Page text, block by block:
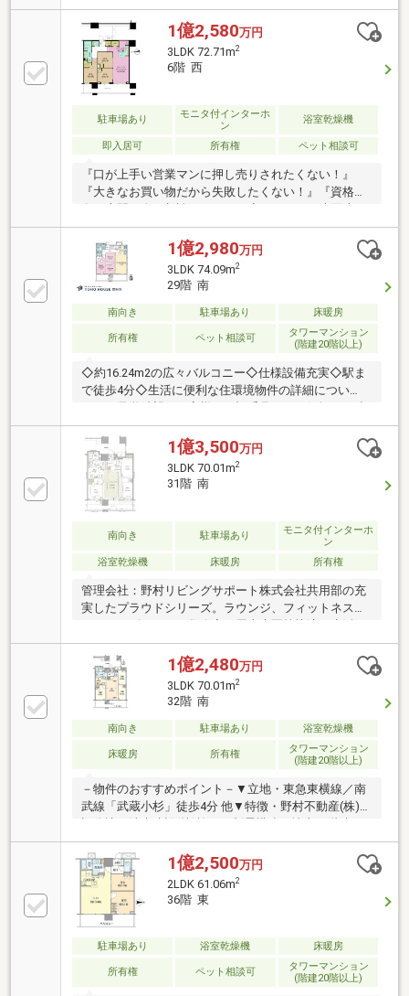
LD・洋室：アクセントクロス キッチン ：カップボー
ド 洗面所 ：吊戸棚 廊下 ：エコカラット・ピクチ
ャレール 玄関 ：姿見◇約14.77m2のバルコニー41～
43階限定で、ガラス手すりを採用。◆24時間ゴミ出し
可能◇ペット飼育可能（規約あり）◆その他充実の共
用部
1億2,580万円
3LDK 72.71m2
6階 西
駐車場あり
モニタ付インターホ
ン
浴室乾燥機
即入居可 所有権 ペット相談可
『口が上手い営業マンに押し売りされたくない！』
『大きなお買い物だから失敗したくない！』『資格の
有る専門の人に相談したい！』◆マンション売買専
門、実績・経験多数の有資格者のエージェントが、お
客様お一人お一人のお考えを大切にします。
1億2,980万円
3LDK 74.09m2
29階 南
南向き 駐車場あり 床暖房
所有権 ペット相談可
タワーマンション
(階建20階以上)
◇約16.24m2の広々バルコニー◇仕様設備充実◇駅ま
で徒歩4分◇生活に便利な住環境物件の詳細につい
て、ご見学希望のお客様は下記番号までお気軽にご連
絡下さい。お問い合わせ専用フリーダイヤル 【0120-
104-633】
1億3,500万円
3LDK 70.01m2
31階 南
南向き 駐車場あり
モニタ付インターホ
ン
浴室乾燥機
床暖房 所有権
管理会社：野村リビングサポート株式会社共用部の充
実したプラウドシリーズ。ラウンジ、フィットネスジ
ム、キッズルーム、集会室、屋上庭園等快適な生活を
すごせる施設がございます。最寄り駅は武蔵小杉駅よ
り徒歩約2分。駅周辺には大型ショッピングモール、
区役所、病院や小学校、保育園など生活に必要な施設
が充実しております。～株式会社レジデンス～ご所有
不動産のご売却、お住まいのご購入はお任せ下さい。
■資金計画について■購入条件について■税金につい
て・・・等不動産に関することなら、どのようなこと
でもお気軽にご相談くださいインターネット未掲載の
物件も多数取り扱っております。
1億2,480万円
3LDK 70.01m2
32階 南
南向き 駐車場あり 浴室乾燥機
床暖房 所有権
タワーマンション
(階建20階以上)
－物件のおすすめポイント－▼立地・東急東横線／南
武線「武蔵小杉」徒歩4分 他▼特徴・野村不動産(株)他
旧分譲、清水建設(株)施工・制震構造の地上45階建タ
ワーレジデンス・LDK約15.6帖、コミュニケーション
を育むセンターリビング設計・主寝室にWICを設置・
LD含む3室が南面バルコニーに面します・コンシェル
ジュサービス有▼設備・床暖房(LD)・食洗機・ディス
ポーザー・ミストサウナ▼周辺環境・イトーヨーカド
ー武蔵小杉駅前店 徒歩3分(約210m)■ ご希望の住まい
探しをお手伝いします ━━━━━・・・物件の詳細・
ご相談はお気軽にお問い合わせください。
1億2,500万円
2LDK 61.06m2
36階 東
駐車場あり 浴室乾燥機 床暖房
所有権 ペット相談可
タワーマンション
(階建20階以上)